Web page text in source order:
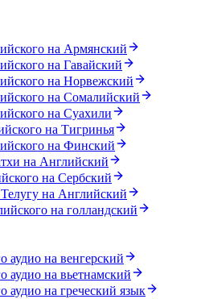
на Армянский
на Гавайский
на Норвежский
на Сомалийский
на Суахили
на Тигринья
на Финский
на Английский
на Сербский
на Английский
на голландский
аудио на венгерский
аудио на вьетнамский
аудио на греческий язык